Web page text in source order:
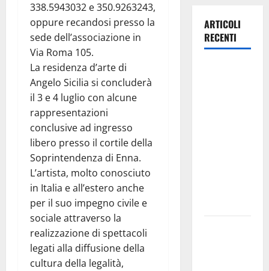
338.5943032 e 350.9263243,
oppure recandosi presso la
sede dell’associazione in
Via Roma 105.
La residenza d’arte di
Angelo Sicilia si concluderà
il 3 e 4 luglio con alcune
rappresentazioni
conclusive ad ingresso
libero presso il cortile della
Soprintendenza di Enna.
L’artista, molto conosciuto
in Italia e all’estero anche
per il suo impegno civile e
sociale attraverso la
realizzazione di spettacoli
legati alla diffusione della
cultura della legalità,
ARTICOLI
RECENTI